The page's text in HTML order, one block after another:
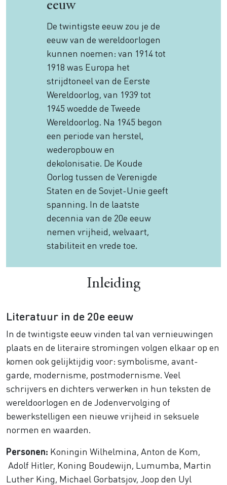
eeuw
De twintigste eeuw zou je de
eeuw van de wereldoorlogen
kunnen noemen: van 1914 tot
1918 was Europa het
strijdtoneel van de Eerste
Wereldoorlog, van 1939 tot
1945 woedde de Tweede
Wereldoorlog. Na 1945 begon
een periode van herstel,
wederopbouw en
dekolonisatie. De Koude
Oorlog tussen de Verenigde
Staten en de Sovjet-Unie geeft
spanning. In de laatste
decennia van de 20e eeuw
nemen vrijheid, welvaart,
stabiliteit en vrede toe.
Inleiding
Literatuur in de 20e eeuw
In de twintigste eeuw vinden tal van vernieuwingen
plaats en de literaire stromingen volgen elkaar op en
komen ook gelijktijdig voor: symbolisme, avant-
garde, modernisme, postmodernisme. Veel
schrijvers en dichters verwerken in hun teksten de
wereldoorlogen en de Jodenvervolging of
bewerkstelligen een nieuwe vrijheid in seksuele
normen en waarden.
Personen: Koningin Wilhelmina, Anton de Kom,
Adolf Hitler, Koning Boudewijn, Lumumba, Martin
Luther King, Michael Gorbatsjov, Joop den Uyl